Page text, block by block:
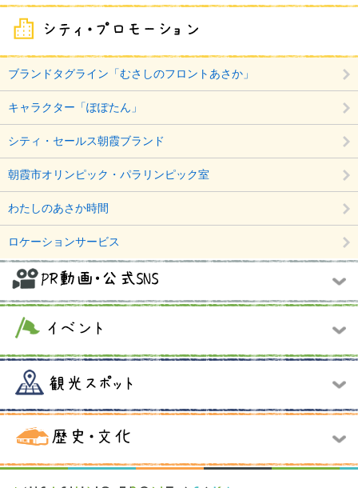
ブランドタグライン「むさしのフロントあさか」
キャラクター「ぽぽたん」
シティ・セールス朝霞ブランド
朝霞市オリンピック・パラリンピック室
わたしのあさか時間
ロケーションサービス